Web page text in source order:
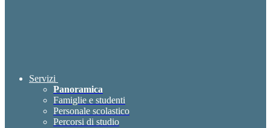
Servizi
Panoramica
Famiglie e studenti
Personale scolastico
Percorsi di studio